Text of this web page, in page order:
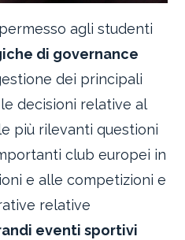
agli studenti
di governance
dei principali
decisioni relative al
più rilevanti questioni
club europei in
e alle competizioni e
relative
eventi sportivi